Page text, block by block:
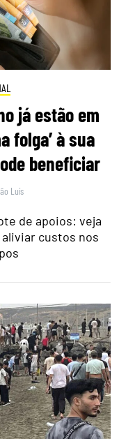
já estão em
folga’ à sua
beneficiar
Luís
de apoios: veja
custos nos